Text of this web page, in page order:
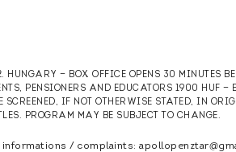
— BOX OFFICE OPENS 30 MINUTES
PENSIONERS AND EDUCATORS 1900 HUF —
SCREENED, IF NOT OTHERWISE STATED, IN
PROGRAM MAY BE SUBJECT TO CHANGE.
informations / complaints: